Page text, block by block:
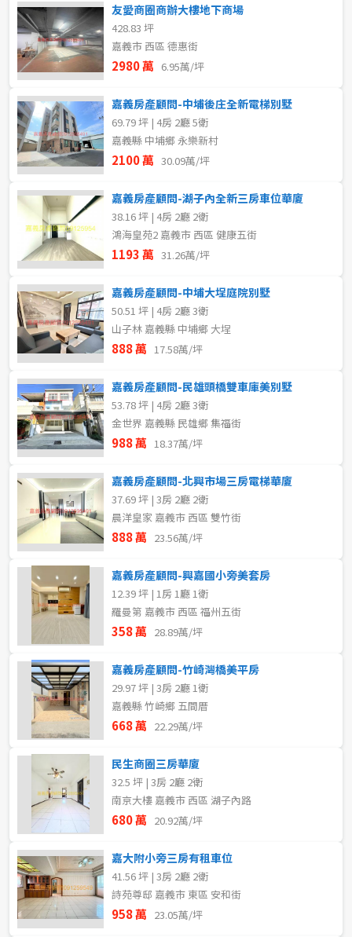
友愛商圈商辦大樓地下商場
428.83 坪
嘉義市 西區 德惠街
2980 萬 6.95萬/坪
嘉義房產顧問-中埔後庄全新電梯別墅
69.79 坪 | 4房 2廳 5衛
嘉義縣 中埔鄉 永樂新村
2100 萬 30.09萬/坪
嘉義房產顧問-湖子內全新三房車位華廈
38.16 坪 | 4房 2廳 2衛
鴻海皇苑2 嘉義市 西區 健康五街
1193 萬 31.26萬/坪
嘉義房產顧問-中埔大埕庭院別墅
50.51 坪 | 4房 2廳 3衛
山子林 嘉義縣 中埔鄉 大埕
888 萬 17.58萬/坪
嘉義房產顧問-民雄頭橋雙車庫美別墅
53.78 坪 | 4房 2廳 3衛
金世界 嘉義縣 民雄鄉 集福街
988 萬 18.37萬/坪
嘉義房產顧問-北興市場三房電梯華廈
37.69 坪 | 3房 2廳 2衛
晨洋皇家 嘉義市 西區 雙竹街
888 萬 23.56萬/坪
嘉義房產顧問-興嘉國小旁美套房
12.39 坪 | 1房 1廳 1衛
羅曼第 嘉義市 西區 福州五街
358 萬 28.89萬/坪
嘉義房產顧問-竹崎灣橋美平房
29.97 坪 | 3房 2廳 1衛
嘉義縣 竹崎鄉 五間厝
668 萬 22.29萬/坪
民生商圈三房華廈
32.5 坪 | 3房 2廳 2衛
南京大樓 嘉義市 西區 湖子內路
680 萬 20.92萬/坪
嘉大附小旁三房有租車位
41.56 坪 | 3房 2廳 2衛
詩苑尊邸 嘉義市 東區 安和街
958 萬 23.05萬/坪